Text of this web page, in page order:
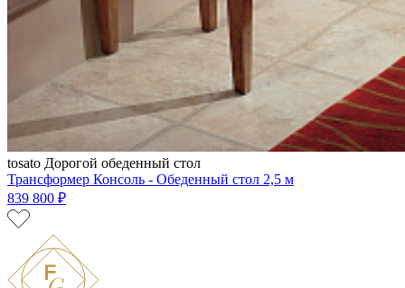
tosato Дорогой обеденный стол
Трансформер Консоль - Обеденный стол 2,5 м
839 800 ₽